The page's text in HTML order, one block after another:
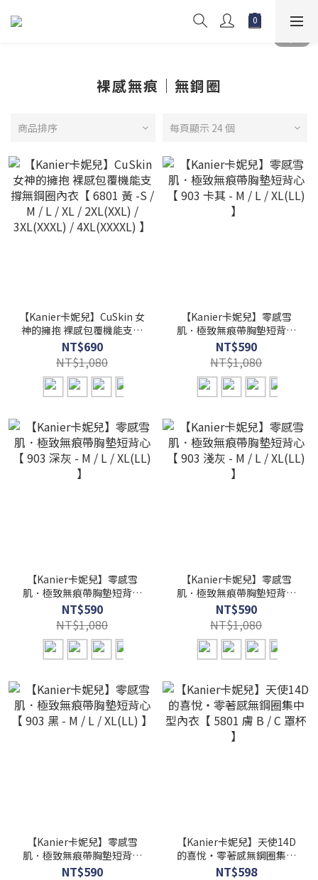
裸感無痕｜無鋼圈
商品排序 每頁顯示 24 個
【Kanier卡妮兒】CuSkin 女
神的擁抱 裸感包覆機能支撐
無鋼圈內衣【 6801 黃 -S / M
/ L / XL / 2XL(XXL) /
3XL(XXXL) / 4XL(XXXXL) 】
NT$690
NT$1,080
【Kanier卡妮兒】零感雪
肌．極致無痕帶胸墊短背心
【 903 卡其 - M / L / XL(LL)
】
NT$590
NT$1,080
【Kanier卡妮兒】零感雪
肌．極致無痕帶胸墊短背心
【 903 深灰 - M / L / XL(LL)
】
NT$590
NT$1,080
【Kanier卡妮兒】零感雪
肌．極致無痕帶胸墊短背心
【 903 淺灰 - M / L / XL(LL)
】
NT$590
NT$1,080
【Kanier卡妮兒】零感雪
肌．極致無痕帶胸墊短背心
【 903 黑 - M / L / XL(LL) 】
NT$590
【Kanier卡妮兒】天使14D
的喜悅‧零著感無鋼圈集中
型內衣【 5801 膚 B / C 罩杯
NT$598